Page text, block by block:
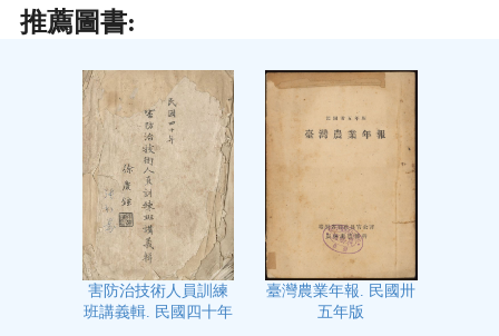
推薦圖書:
害防治技術人員訓練
班講義輯. 民國四十年
臺灣農業年報. 民國卅
五年版